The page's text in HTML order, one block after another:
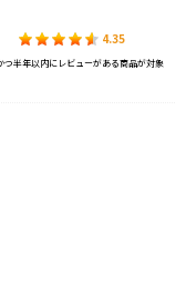
4.35
半年以内にレビューがある商品が対象